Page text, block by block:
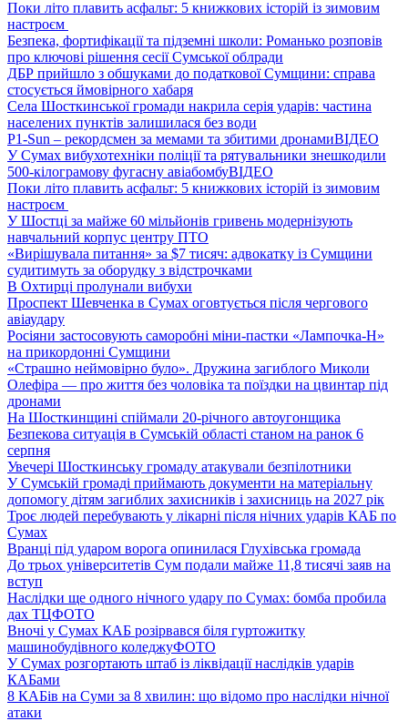
Поки літо плавить асфальт: 5 книжкових історій із зимовим
настроєм
Безпека, фортифікації та підземні школи: Романько розповів
про ключові рішення сесії Сумської облради
ДБР прийшло з обшуками до податкової Сумщини: справа
стосується ймовірного хабаря
Села Шосткинської громади накрила серія ударів: частина
населених пунктів залишилася без води
P1-Sun – рекордсмен за мемами та збитими дронамиВІДЕО
У Сумах вибухотехніки поліції та рятувальники знешкодили
500-кілограмову фугасну авіабомбуВІДЕО
Поки літо плавить асфальт: 5 книжкових історій із зимовим
настроєм
У Шостці за майже 60 мільйонів гривень модернізують
навчальний корпус центру ПТО
«Вирішувала питання» за $7 тисяч: адвокатку із Сумщини
судитимуть за оборудку з відстрочками
В Охтирці пролунали вибухи
Проспект Шевченка в Сумах оговтується після чергового
авіаудару
Росіяни застосовують саморобні міни-пастки «Лампочка-Н»
на прикордонні Сумщини
«Страшно неймовірно було». Дружина загиблого Миколи
Олефіра — про життя без чоловіка та поїздки на цвинтар під
дронами
На Шосткинщині спіймали 20-річного автоугонщика
Безпекова ситуація в Сумській області станом на ранок 6
серпня
Увечері Шосткинську громаду атакували безпілотники
У Сумській громаді приймають документи на матеріальну
допомогу дітям загиблих захисників і захисниць на 2027 рік
Троє людей перебувають у лікарні після нічних ударів КАБ по
Сумах
Вранці під ударом ворога опинилася Глухівська громада
До трьох університетів Сум подали майже 11,8 тисячі заяв на
вступ
Наслідки ще одного нічного удару по Сумах: бомба пробила
дах ТЦФОТО
Вночі у Сумах КАБ розірвався біля гуртожитку
машинобудівного коледжуФОТО
У Сумах розгортають штаб із ліквідації наслідків ударів
КАБами
8 КАБів на Суми за 8 хвилин: що відомо про наслідки нічної
атаки